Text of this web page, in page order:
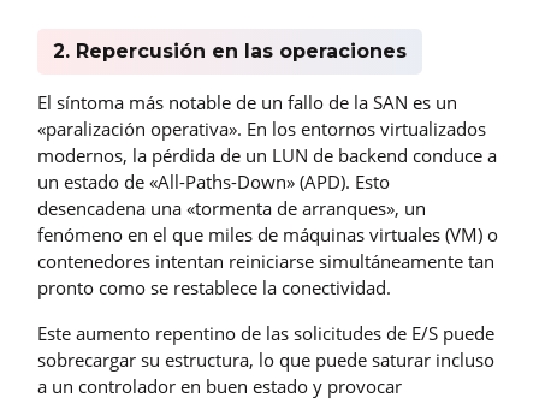
2. Repercusión en las operaciones
El síntoma más notable de un fallo de la SAN es un
«paralización operativa». En los entornos virtualizados
modernos, la pérdida de un LUN de backend conduce a
un estado de «All-Paths-Down» (APD). Esto
desencadena una «tormenta de arranques», un
fenómeno en el que miles de máquinas virtuales (VM) o
contenedores intentan reiniciarse simultáneamente tan
pronto como se restablece la conectividad.
Este aumento repentino de las solicitudes de E/S puede
sobrecargar su estructura, lo que puede saturar incluso
a un controlador en buen estado y provocar